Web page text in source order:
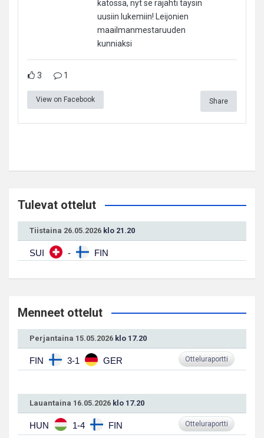
katossa, nyt se räjähti täysin
uusiin lukemiin! Leijonien
maailmanmestaruuden
kunniaksi
3 1
View on Facebook Share
Tulevat ottelut
Tiistaina 26.05.2026 klo 21.20
SUI - FIN
Menneet ottelut
Perjantaina 15.05.2026 klo 17.20
FIN 3-1 GER Otteluraportti
Lauantaina 16.05.2026 klo 17.20
HUN 1-4 FIN Otteluraportti